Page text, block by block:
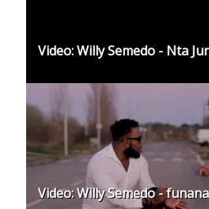
Video: Willy Semedo - Nta
Video: Willy Semedo -